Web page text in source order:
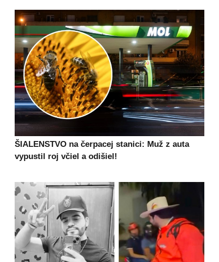
ŠIALENSTVO na čerpacej stanici: Muž z auta
vypustil roj včiel a odišiel!